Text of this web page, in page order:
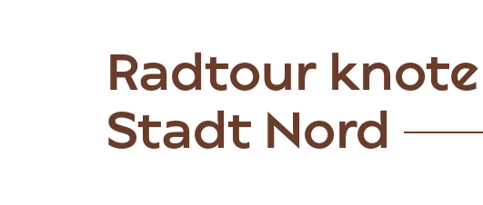
Radtour
Stadt Nord